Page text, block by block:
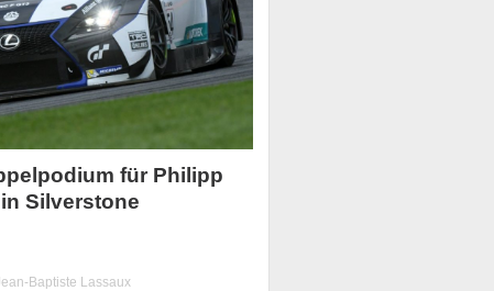
für Philipp
Silverstone
Baptiste Lassaux